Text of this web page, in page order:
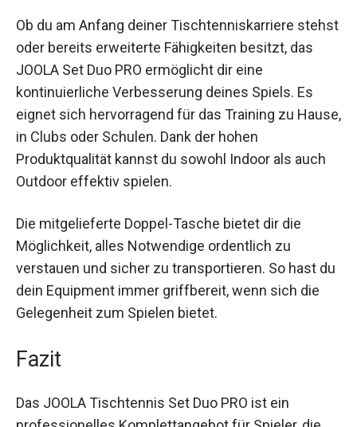
stehst oder bereits erweiterte Fähigkeiten
besitzt, das JOOLA Set Duo PRO ermöglicht dir
eine kontinuierliche Verbesserung deines Spiels.
Es eignet sich hervorragend für das Training zu
Hause, in Clubs oder Schulen. Dank der hohen
Produktqualität kannst du sowohl Indoor als auch
Outdoor effektiv spielen.
Möglichkeit, alles Notwendige ordentlich zu
verstauen und sicher zu transportieren. So hast
du dein Equipment immer griffbereit, wenn sich
die Gelegenheit zum Spielen bietet.
Fazit
professionelles Komplettangebot für Spieler, die